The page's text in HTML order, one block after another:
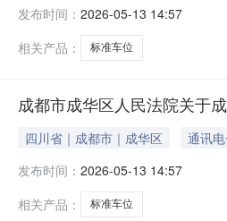
发布时间： 2026-05-13 14:57
相关产品：
标准车位
成都市成华区人民法院关于
四川省｜成都市｜成华区 通讯
发布时间： 2026-05-13 14:57
相关产品：
标准车位